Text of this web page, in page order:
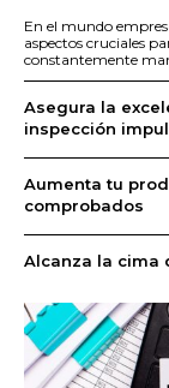
En el mundo
aspectos cruciales
constantemente
Asegura la
inspección
Aumenta tu
comprobados
Alcanza la cima